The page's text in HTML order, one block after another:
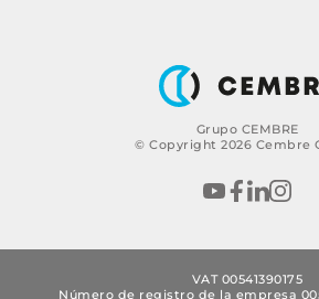
Grupo CEMBRE
© Copyright 2026 Cembre
VAT 00541390175
Número de registro de la empresa